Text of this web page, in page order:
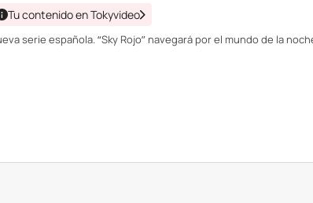
Tu contenido en Tokyvideo
serie española. “Sky Rojo” navegará por el mundo de la